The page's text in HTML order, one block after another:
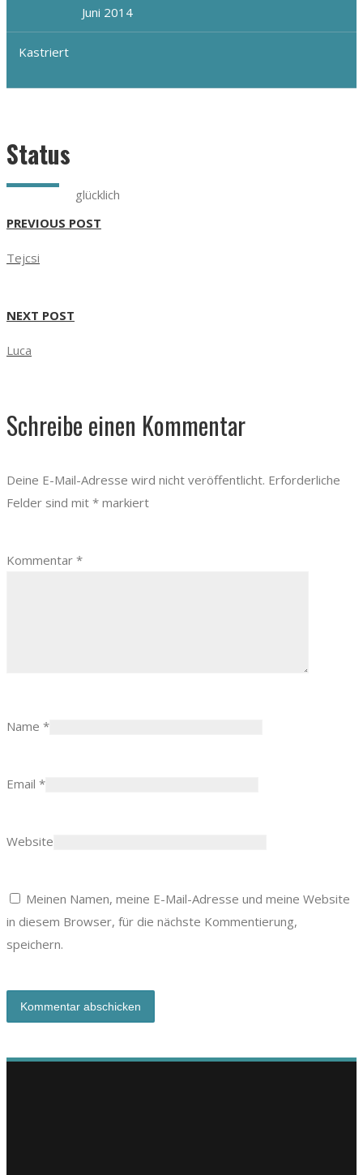
Juni 2014
Kastriert
Status
glücklich
PREVIOUS POST
Tejcsi
NEXT POST
Luca
Schreibe einen Kommentar
Deine E-Mail-Adresse wird nicht veröffentlicht. Erforderliche
Felder sind mit * markiert
Kommentar *
Name *
Email *
Website
Meinen Namen, meine E-Mail-Adresse und meine Website
in diesem Browser, für die nächste Kommentierung,
speichern.